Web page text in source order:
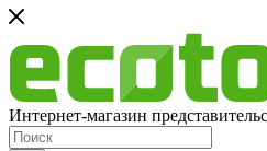
Интернет-магазин